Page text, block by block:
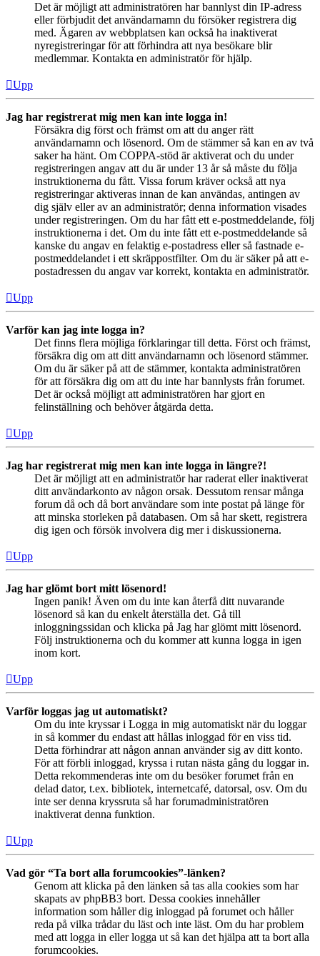
Det är möjligt att administratören har bannlyst din IP-adress
eller förbjudit det användarnamn du försöker registrera dig
med. Ägaren av webbplatsen kan också ha inaktiverat
nyregistreringar för att förhindra att nya besökare blir
medlemmar. Kontakta en administratör för hjälp.
Upp
Jag har registrerat mig men kan inte logga in!
Försäkra dig först och främst om att du anger rätt
användarnamn och lösenord. Om de stämmer så kan en av två
saker ha hänt. Om COPPA-stöd är aktiverat och du under
registreringen angav att du är under 13 år så måste du följa
instruktionerna du fått. Vissa forum kräver också att nya
registreringar aktiveras innan de kan användas, antingen av
dig själv eller av an administratör; denna information visades
under registreringen. Om du har fått ett e-postmeddelande, följ
instruktionerna i det. Om du inte fått ett e-postmeddelande så
kanske du angav en felaktig e-postadress eller så fastnade e-
postmeddelandet i ett skräppostfilter. Om du är säker på att e-
postadressen du angav var korrekt, kontakta en administratör.
Upp
Varför kan jag inte logga in?
Det finns flera möjliga förklaringar till detta. Först och främst,
försäkra dig om att ditt användarnamn och lösenord stämmer.
Om du är säker på att de stämmer, kontakta administratören
för att försäkra dig om att du inte har bannlysts från forumet.
Det är också möjligt att administratören har gjort en
felinställning och behöver åtgärda detta.
Upp
Jag har registrerat mig men kan inte logga in längre?!
Det är möjligt att en administratör har raderat eller inaktiverat
ditt användarkonto av någon orsak. Dessutom rensar många
forum då och då bort användare som inte postat på länge för
att minska storleken på databasen. Om så har skett, registrera
dig igen och försök involvera dig mer i diskussionerna.
Upp
Jag har glömt bort mitt lösenord!
Ingen panik! Även om du inte kan återfå ditt nuvarande
lösenord så kan du enkelt återställa det. Gå till
inloggningssidan och klicka på Jag har glömt mitt lösenord.
Följ instruktionerna och du kommer att kunna logga in igen
inom kort.
Upp
Varför loggas jag ut automatiskt?
Om du inte kryssar i Logga in mig automatiskt när du loggar
in så kommer du endast att hållas inloggad för en viss tid.
Detta förhindrar att någon annan använder sig av ditt konto.
För att förbli inloggad, kryssa i rutan nästa gång du loggar in.
Detta rekommenderas inte om du besöker forumet från en
delad dator, t.ex. bibliotek, internetcafé, datorsal, osv. Om du
inte ser denna kryssruta så har forumadministratören
inaktiverat denna funktion.
Upp
Vad gör “Ta bort alla forumcookies”-länken?
Genom att klicka på den länken så tas alla cookies som har
skapats av phpBB3 bort. Dessa cookies innehåller
information som håller dig inloggad på forumet och håller
reda på vilka trådar du läst och inte läst. Om du har problem
med att logga in eller logga ut så kan det hjälpa att ta bort alla
forumcookies.